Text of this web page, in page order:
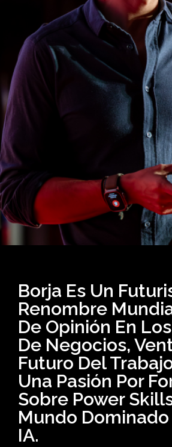
Borja Es Un
Renombre
De Opinión En
De Negocios,
Futuro Del
Una Pasión Por
Sobre Power
Mundo Dominado
IA.